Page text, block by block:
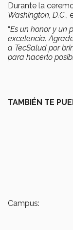
Durante la
Washington, D.C.
“Es un honor y un
excelencia.
a TecSalud por
para hacerlo
TAMBIÉN TE
Campus: